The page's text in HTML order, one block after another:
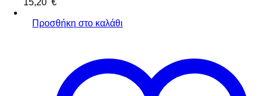
15,20 €
Προσθήκη στο καλάθι